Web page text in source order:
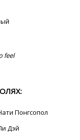
feel
Понгсопол
Дэй